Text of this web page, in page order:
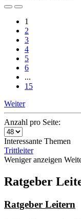
1
2
3
4
5
6
...
15
Weiter
Anzahl pro Seite:
Interessante Themen
Trittleiter
Weniger anzeigen
Ratgeber
Ratgeber Leitern